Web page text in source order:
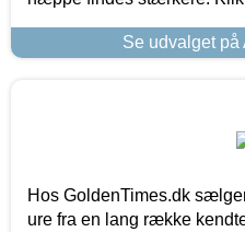
Se udvalget på
Hos GoldenTimes.dk
ure fra en lang række